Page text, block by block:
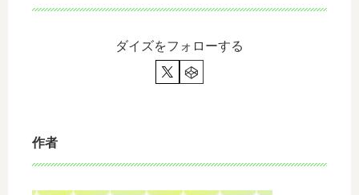
ダイズをフォローする
作者